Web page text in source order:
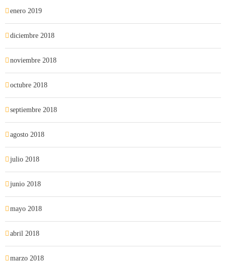
enero 2019
diciembre 2018
noviembre 2018
octubre 2018
septiembre 2018
agosto 2018
julio 2018
junio 2018
mayo 2018
abril 2018
marzo 2018